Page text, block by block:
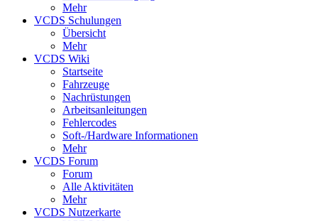
Mehr
VCDS Schulungen
Übersicht
Mehr
VCDS Wiki
Startseite
Fahrzeuge
Nachrüstungen
Arbeitsanleitungen
Fehlercodes
Soft-/Hardware Informationen
Mehr
VCDS Forum
Forum
Alle Aktivitäten
Mehr
VCDS Nutzerkarte